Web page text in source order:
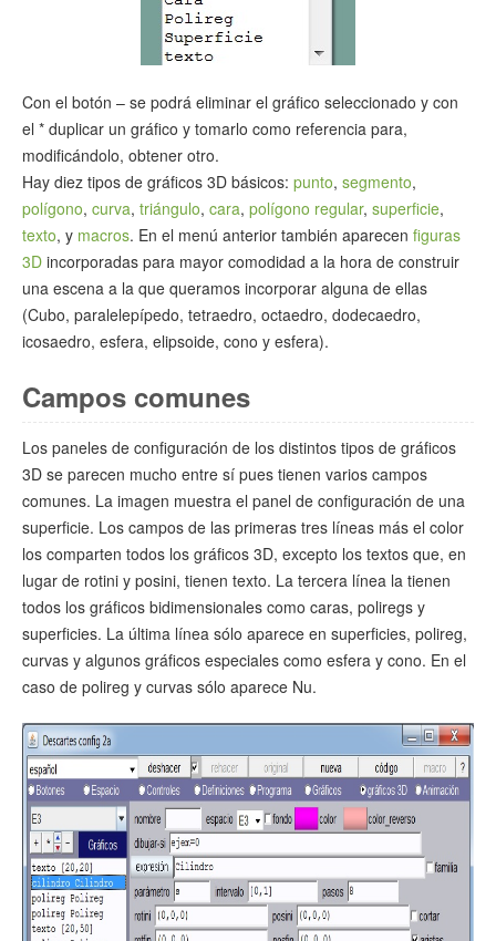
Con el botón – se podrá eliminar el gráfico seleccionado y con
el * duplicar un gráfico y tomarlo como referencia para,
modificándolo, obtener otro.
Hay diez tipos de gráficos 3D básicos: punto, segmento,
polígono, curva, triángulo, cara, polígono regular, superficie,
texto, y macros. En el menú anterior también aparecen figuras
3D incorporadas para mayor comodidad a la hora de construir
una escena a la que queramos incorporar alguna de ellas
(Cubo, paralelepípedo, tetraedro, octaedro, dodecaedro,
icosaedro, esfera, elipsoide, cono y esfera).
Campos comunes
Los paneles de configuración de los distintos tipos de gráficos
3D se parecen mucho entre sí pues tienen varios campos
comunes. La imagen muestra el panel de configuración de una
superficie. Los campos de las primeras tres líneas más el color
los comparten todos los gráficos 3D, excepto los textos que, en
lugar de rotini y posini, tienen texto. La tercera línea la tienen
todos los gráficos bidimensionales como caras, poliregs y
superficies. La última línea sólo aparece en superficies, polireg,
curvas y algunos gráficos especiales como esfera y cono. En el
caso de polireg y curvas sólo aparece Nu.